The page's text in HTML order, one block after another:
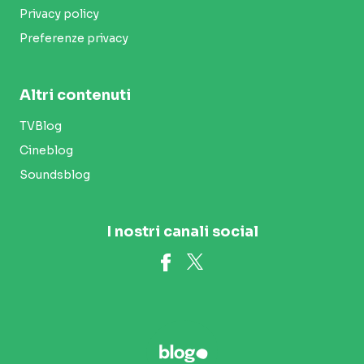
Privacy policy
Preferenze privacy
Altri contenuti
TVBlog
Cineblog
Soundsblog
I nostri canali social